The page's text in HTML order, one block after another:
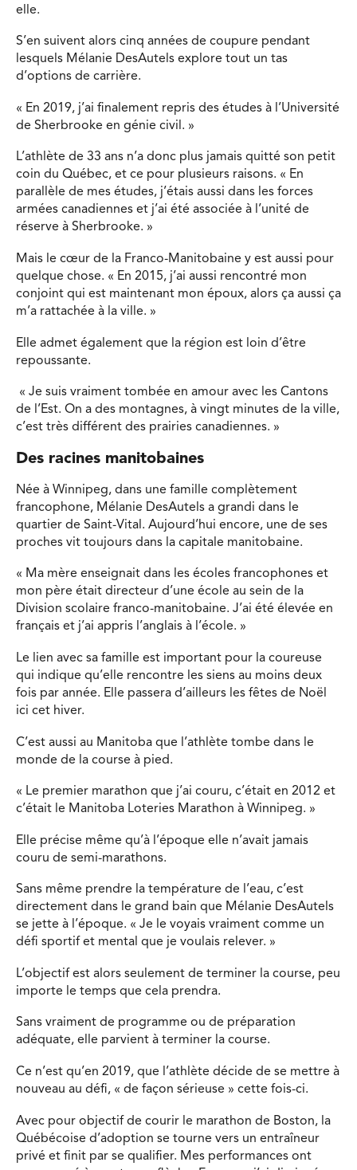
elle.
S’en suivent alors cinq années de coupure pendant
lesquels Mélanie DesAutels explore tout un tas
d’options de carrière.
« En 2019, j’ai finalement repris des études à l’Université
de Sherbrooke en génie civil. »
L’athlète de 33 ans n’a donc plus jamais quitté son petit
coin du Québec, et ce pour plusieurs raisons. « En
parallèle de mes études, j’étais aussi dans les forces
armées canadiennes et j’ai été associée à l’unité de
réserve à Sherbrooke. »
Mais le cœur de la Franco-Manitobaine y est aussi pour
quelque chose. « En 2015, j’ai aussi rencontré mon
conjoint qui est maintenant mon époux, alors ça aussi ça
m’a rattachée à la ville. »
Elle admet également que la région est loin d’être
repoussante.
« Je suis vraiment tombée en amour avec les Cantons
de l’Est. On a des montagnes, à vingt minutes de la ville,
c’est très différent des prairies canadiennes. »
Des racines manitobaines
Née à Winnipeg, dans une famille complètement
francophone, Mélanie DesAutels a grandi dans le
quartier de Saint-Vital. Aujourd’hui encore, une de ses
proches vit toujours dans la capitale manitobaine.
« Ma mère enseignait dans les écoles francophones et
mon père était directeur d’une école au sein de la
Division scolaire franco-manitobaine. J’ai été élevée en
français et j’ai appris l’anglais à l’école. »
Le lien avec sa famille est important pour la coureuse
qui indique qu’elle rencontre les siens au moins deux
fois par année. Elle passera d’ailleurs les fêtes de Noël
ici cet hiver.
C’est aussi au Manitoba que l’athlète tombe dans le
monde de la course à pied.
« Le premier marathon que j’ai couru, c’était en 2012 et
c’était le Manitoba Loteries Marathon à Winnipeg. »
Elle précise même qu’à l’époque elle n’avait jamais
couru de semi-marathons.
Sans même prendre la température de l’eau, c’est
directement dans le grand bain que Mélanie DesAutels
se jette à l’époque. « Je le voyais vraiment comme un
défi sportif et mental que je voulais relever. »
L’objectif est alors seulement de terminer la course, peu
importe le temps que cela prendra.
Sans vraiment de programme ou de préparation
adéquate, elle parvient à terminer la course.
Ce n’est qu’en 2019, que l’athlète décide de se mettre à
nouveau au défi, « de façon sérieuse » cette fois-ci.
Avec pour objectif de courir le marathon de Boston, la
Québécoise d’adoption se tourne vers un entraîneur
privé et finit par se qualifier. Mes performances ont